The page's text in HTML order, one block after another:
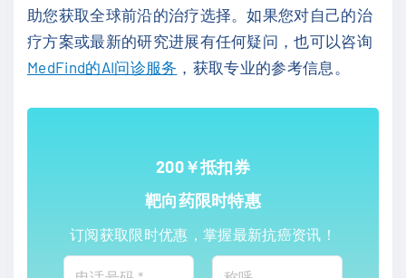
助您获取全球前沿的治疗选择。如果您对自己的治
疗方案或最新的研究进展有任何疑问，也可以咨询
MedFind的AI问诊服务 ，获取专业的参考信息。
200￥抵扣券
靶向药限时特惠
订阅获取限时优惠，掌握最新抗癌资讯！